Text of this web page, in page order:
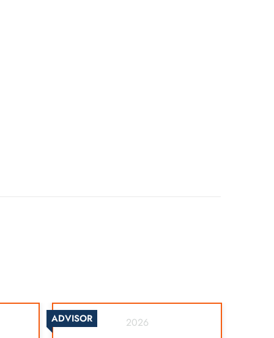
ADVISOR 2026